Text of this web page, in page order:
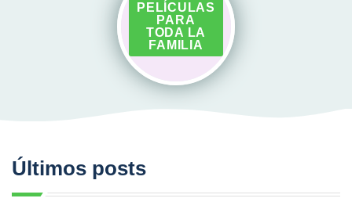
PELÍCULAS
PARA
TODA LA
FAMILIA
Últimos posts